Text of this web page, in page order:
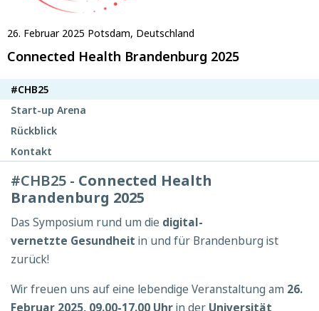
26. Februar 2025 Potsdam, Deutschland
Connected Health Brandenburg 2025
#CHB25
Start-up Arena
Rückblick
Kontakt
#CHB25 - Connected Health
Brandenburg 2025
Das Symposium rund um die digital-
vernetzte Gesundheit in und für Brandenburg ist
zurück!
Wir freuen uns auf eine lebendige Veranstaltung am 26.
Februar 2025, 09.00-17.00 Uhrin der Universität